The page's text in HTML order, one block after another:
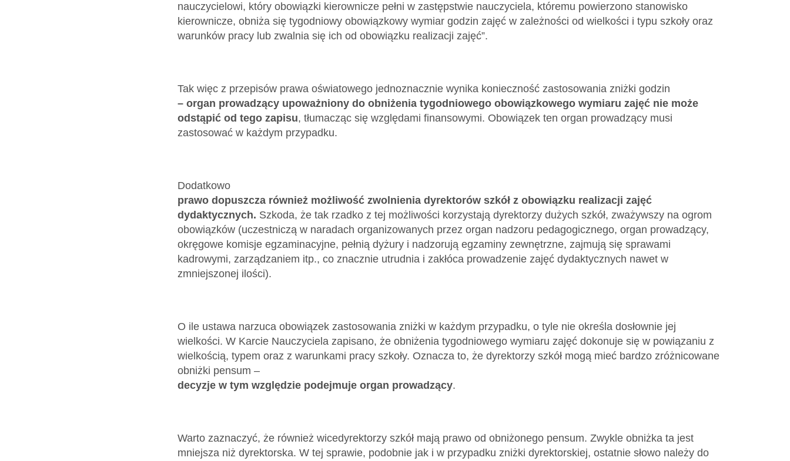
nauczycielowi, który obowiązki kierownicze pełni w zastępstwie nauczyciela, któremu powierzono stanowisko
kierownicze, obniża się tygodniowy obowiązkowy wymiar godzin zajęć w zależności od wielkości i typu szkoły oraz
warunków pracy lub zwalnia się ich od obowiązku realizacji zajęć”.
Tak więc z przepisów prawa oświatowego jednoznacznie wynika konieczność zastosowania zniżki godzin
– organ prowadzący upoważniony do obniżenia tygodniowego obowiązkowego wymiaru zajęć nie może
odstąpić od tego zapisu, tłumacząc się względami finansowymi. Obowiązek ten organ prowadzący musi
zastosować w każdym przypadku.
Dodatkowo
prawo dopuszcza również możliwość zwolnienia dyrektorów szkół z obowiązku realizacji zajęć
dydaktycznych. Szkoda, że tak rzadko z tej możliwości korzystają dyrektorzy dużych szkół, zważywszy na ogrom
obowiązków (uczestniczą w naradach organizowanych przez organ nadzoru pedagogicznego, organ prowadzący,
okręgowe komisje egzaminacyjne, pełnią dyżury i nadzorują egzaminy zewnętrzne, zajmują się sprawami
kadrowymi, zarządzaniem itp., co znacznie utrudnia i zakłóca prowadzenie zajęć dydaktycznych nawet w
zmniejszonej ilości).
O ile ustawa narzuca obowiązek zastosowania zniżki w każdym przypadku, o tyle nie określa dosłownie jej
wielkości. W Karcie Nauczyciela zapisano, że obniżenia tygodniowego wymiaru zajęć dokonuje się w powiązaniu z
wielkością, typem oraz z warunkami pracy szkoły. Oznacza to, że dyrektorzy szkół mogą mieć bardzo zróżnicowane
obniżki pensum –
decyzje w tym względzie podejmuje organ prowadzący.
Warto zaznaczyć, że również wicedyrektorzy szkół mają prawo od obniżonego pensum. Zwykle obniżka ta jest
mniejsza niż dyrektorska. W tej sprawie, podobnie jak i w przypadku zniżki dyrektorskiej, ostatnie słowo należy do